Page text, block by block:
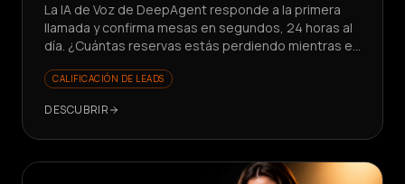
La IA de Voz de DeepAgent responde a la primera
llamada y confirma mesas en segundos, 24 horas al
día. ¿Cuántas reservas estás perdiendo mientras el
CALIFICACIÓN DE LEADS
DESCUBRIR